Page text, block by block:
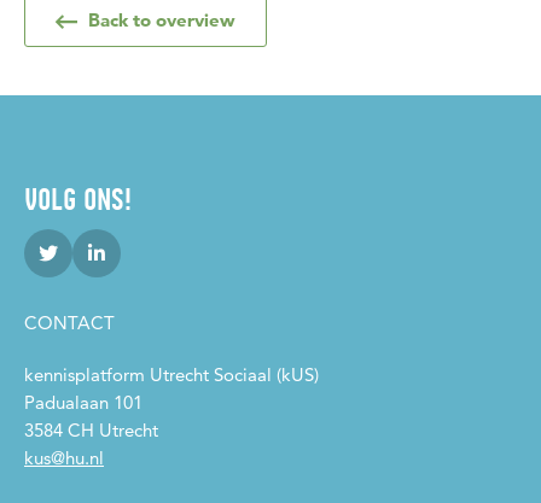
Back to overview
VOLG ONS!
CONTACT
kennisplatform Utrecht Sociaal (kUS)
Padualaan 101
3584 CH Utrecht
kus@hu.nl